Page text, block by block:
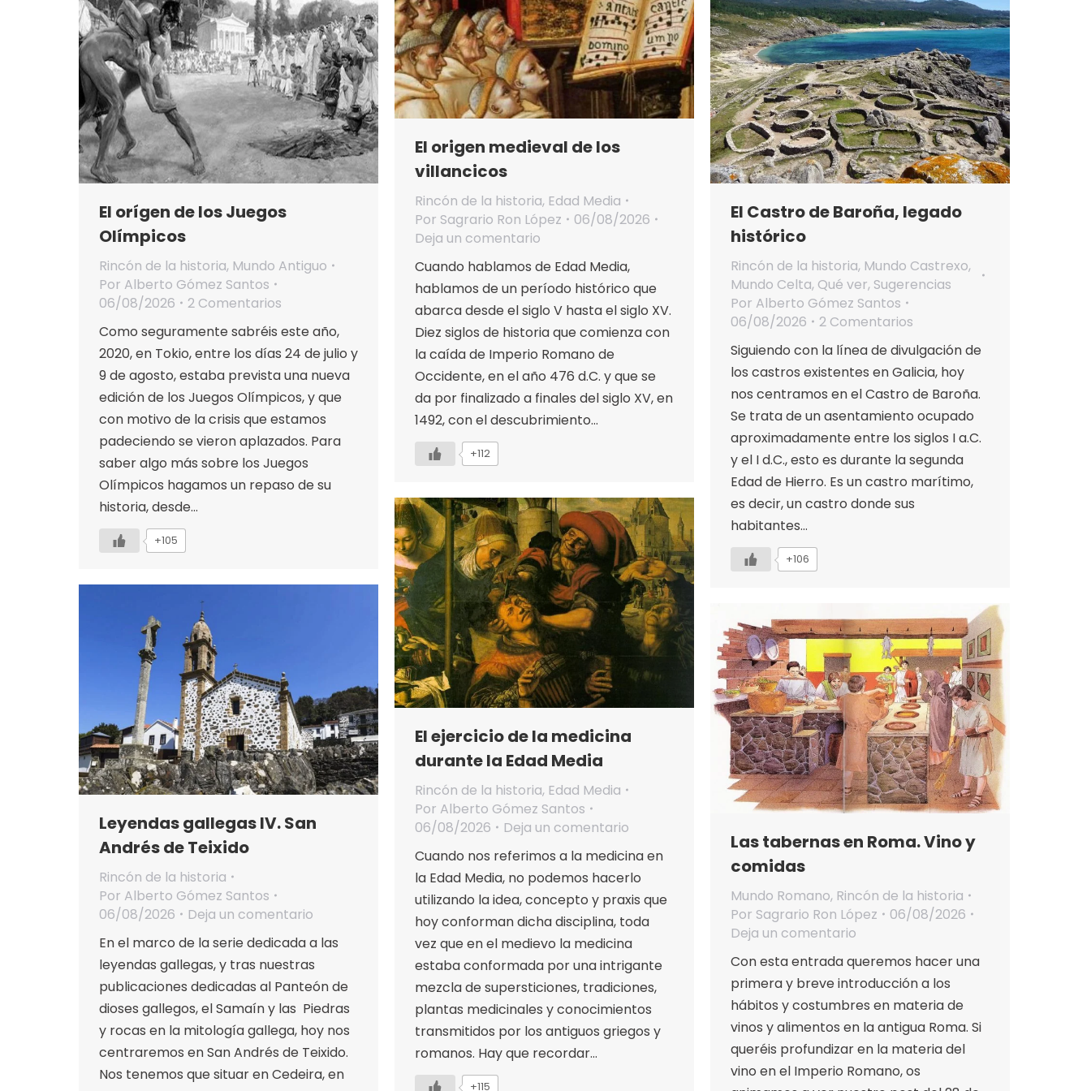
El orígen de los Juegos
Olímpicos
Rincón de la historia, Mundo Antiguo
Por Alberto Gómez Santos
06/08/2026
2 Comentarios
Como seguramente sabréis este año,
2020, en Tokio, entre los días 24 de julio y
9 de agosto, estaba prevista una nueva
edición de los Juegos Olímpicos, y que
con motivo de la crisis que estamos
padeciendo se vieron aplazados. Para
saber algo más sobre los Juegos
Olímpicos hagamos un repaso de su
historia, desde…
+105
El origen medieval de los
villancicos
Rincón de la historia, Edad Media
Por Sagrario Ron López
06/08/2026
Deja un comentario
Cuando hablamos de Edad Media,
hablamos de un período histórico que
abarca desde el siglo V hasta el siglo XV.
Diez siglos de historia que comienza con
la caída de Imperio Romano de
Occidente, en el año 476 d.C. y que se
da por finalizado a finales del siglo XV, en
1492, con el descubrimiento…
+112
El Castro de Baroña, legado
histórico
Rincón de la historia, Mundo Castrexo,
Mundo Celta, Qué ver, Sugerencias
Por Alberto Gómez Santos
06/08/2026
2 Comentarios
Siguiendo con la línea de divulgación de
los castros existentes en Galicia, hoy
nos centramos en el Castro de Baroña.
Se trata de un asentamiento ocupado
aproximadamente entre los siglos I a.C.
y el I d.C., esto es durante la segunda
Edad de Hierro. Es un castro marítimo,
es decir, un castro donde sus
habitantes…
+106
El ejercicio de la medicina
durante la Edad Media
Rincón de la historia, Edad Media
Por Alberto Gómez Santos
06/08/2026
Deja un comentario
Cuando nos referimos a la medicina en
la Edad Media, no podemos hacerlo
utilizando la idea, concepto y praxis que
hoy conforman dicha disciplina, toda
vez que en el medievo la medicina
estaba conformada por una intrigante
mezcla de supersticiones, tradiciones,
plantas medicinales y conocimientos
transmitidos por los antiguos griegos y
romanos. Hay que recordar…
+115
Leyendas gallegas IV. San
Andrés de Teixido
Rincón de la historia
Por Alberto Gómez Santos
06/08/2026
Deja un comentario
En el marco de la serie dedicada a las
leyendas gallegas, y tras nuestras
publicaciones dedicadas al Panteón de
dioses gallegos, el Samaín y las Piedras
y rocas en la mitología gallega, hoy nos
centraremos en San Andrés de Teixido.
Nos tenemos que situar en Cedeira, en
Las tabernas en Roma. Vino y
comidas
Mundo Romano, Rincón de la historia
Por Sagrario Ron López
06/08/2026
Deja un comentario
Con esta entrada queremos hacer una
primera y breve introducción a los
hábitos y costumbres en materia de
vinos y alimentos en la antigua Roma. Si
queréis profundizar en la materia del
vino en el Imperio Romano, os